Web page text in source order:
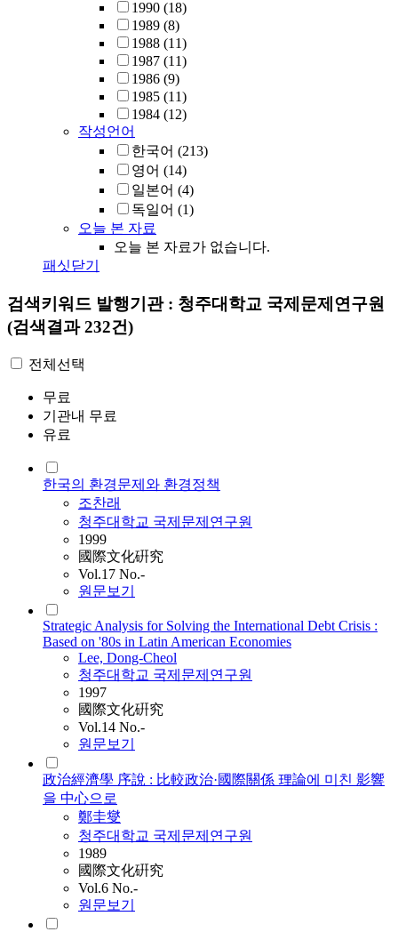
1990 (18)
1989 (8)
1988 (11)
1987 (11)
1986 (9)
1985 (11)
1984 (12)
작성언어
한국어 (213)
영어 (14)
일본어 (4)
독일어 (1)
오늘 본 자료
오늘 본 자료가 없습니다.
패싯닫기
검색키워드 발행기관 : 청주대학교 국제문제연구원
(검색결과 232건)
전체선택
무료
기관내 무료
유료
한국의 환경문제와 환경정책
조찬래
청주대학교 국제문제연구원
1999
國際文化硏究
Vol.17 No.-
원문보기
Strategic Analysis for Solving the International Debt Crisis :
Based on '80s in Latin American Economies
Lee, Dong-Cheol
청주대학교 국제문제연구원
1997
國際文化硏究
Vol.14 No.-
원문보기
政治經濟學 序說 : 比較政治·國際關係 理論에 미친 影響
을 中心으로
鄭圭燮
청주대학교 국제문제연구원
1989
國際文化硏究
Vol.6 No.-
원문보기